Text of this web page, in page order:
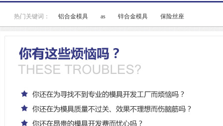
热门关键词： 铝合金模具 as 锌合金模具 保险丝座